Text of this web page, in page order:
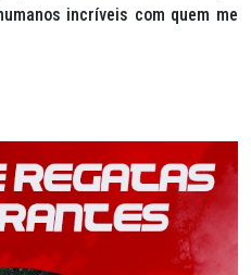
incríveis com quem me